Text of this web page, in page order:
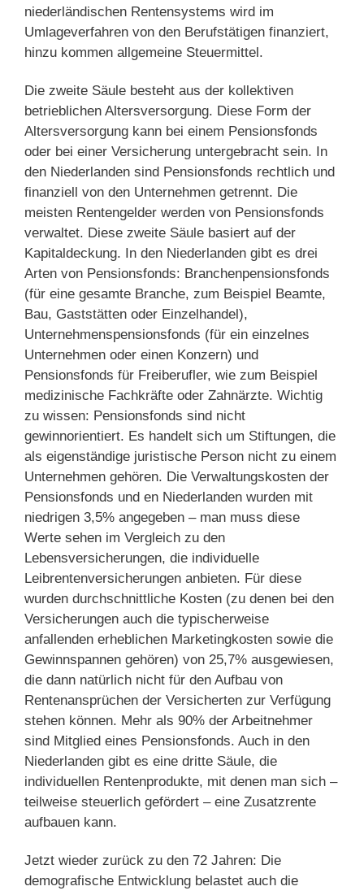
niederländischen Rentensystems wird im
Umlageverfahren von den Berufstätigen finanziert,
hinzu kommen allgemeine Steuermittel.
Die zweite Säule besteht aus der kollektiven
betrieblichen Altersversorgung. Diese Form der
Altersversorgung kann bei einem Pensionsfonds
oder bei einer Versicherung untergebracht sein. In
den Niederlanden sind Pensionsfonds rechtlich und
finanziell von den Unternehmen getrennt. Die
meisten Rentengelder werden von Pensionsfonds
verwaltet. Diese zweite Säule basiert auf der
Kapitaldeckung. In den Niederlanden gibt es drei
Arten von Pensionsfonds: Branchenpensionsfonds
(für eine gesamte Branche, zum Beispiel Beamte,
Bau, Gaststätten oder Einzelhandel),
Unternehmenspensionsfonds (für ein einzelnes
Unternehmen oder einen Konzern) und
Pensionsfonds für Freiberufler, wie zum Beispiel
medizinische Fachkräfte oder Zahnärzte. Wichtig
zu wissen: Pensionsfonds sind nicht
gewinnorientiert. Es handelt sich um Stiftungen, die
als eigenständige juristische Person nicht zu einem
Unternehmen gehören. Die Verwaltungskosten der
Pensionsfonds und en Niederlanden wurden mit
niedrigen 3,5% angegeben – man muss diese
Werte sehen im Vergleich zu den
Lebensversicherungen, die individuelle
Leibrentenversicherungen anbieten. Für diese
wurden durchschnittliche Kosten (zu denen bei den
Versicherungen auch die typischerweise
anfallenden erheblichen Marketingkosten sowie die
Gewinnspannen gehören) von 25,7% ausgewiesen,
die dann natürlich nicht für den Aufbau von
Rentenansprüchen der Versicherten zur Verfügung
stehen können. Mehr als 90% der Arbeitnehmer
sind Mitglied eines Pensionsfonds. Auch in den
Niederlanden gibt es eine dritte Säule, die
individuellen Rentenprodukte, mit denen man sich –
teilweise steuerlich gefördert – eine Zusatzrente
aufbauen kann.
Jetzt wieder zurück zu den 72 Jahren: Die
demografische Entwicklung belastet auch die